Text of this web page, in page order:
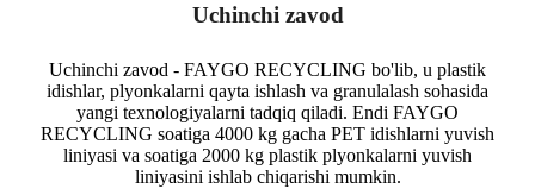
Uchinchi zavod
Uchinchi zavod - FAYGO RECYCLING bo'lib, u plastik
idishlar, plyonkalarni qayta ishlash va granulalash sohasida
yangi texnologiyalarni tadqiq qiladi. Endi FAYGO
RECYCLING soatiga 4000 kg gacha PET idishlarni yuvish
liniyasi va soatiga 2000 kg plastik plyonkalarni yuvish
liniyasini ishlab chiqarishi mumkin.